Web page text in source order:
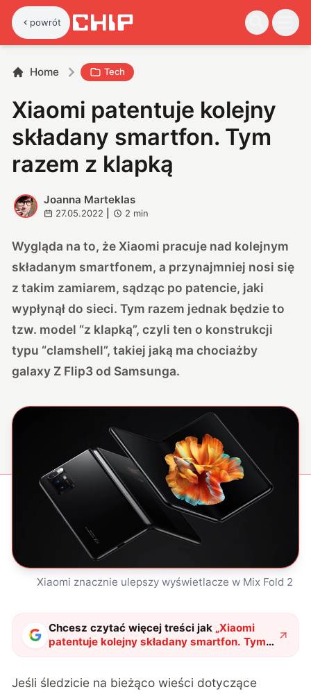
powrót
Home Tech
Xiaomi patentuje kolejny
składany smartfon. Tym
razem z klapką
J
Joanna Marteklas
27.05.2022 2 min
Wygląda na to, że Xiaomi pracuje nad kolejnym
składanym smartfonem, a przynajmniej nosi się
z takim zamiarem, sądząc po patencie, jaki
wypłynął do sieci. Tym razem jednak będzie to
tzw. model “z klapką”, czyli ten o konstrukcji
typu “clamshell”, takiej jaką ma chociażby
galaxy Z Flip3 od Samsunga.
Xiaomi znacznie ulepszy wyświetlacze w Mix Fold 2
Chcesz czytać więcej treści jak „Xiaomi
patentuje kolejny składany smartfon. Tym
razem z klapką"?
Jeśli śledzicie na bieżąco wieści dotyczące